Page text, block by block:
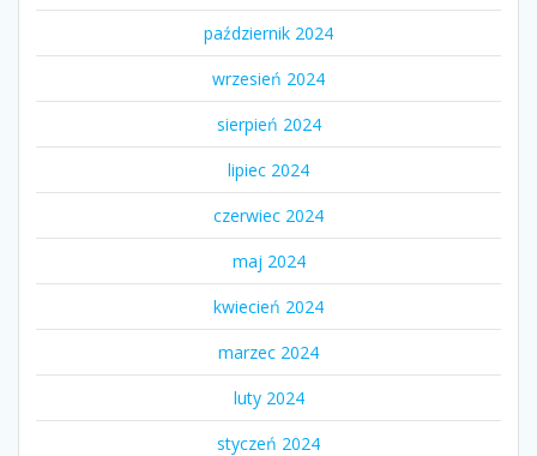
październik 2024
wrzesień 2024
sierpień 2024
lipiec 2024
czerwiec 2024
maj 2024
kwiecień 2024
marzec 2024
luty 2024
styczeń 2024